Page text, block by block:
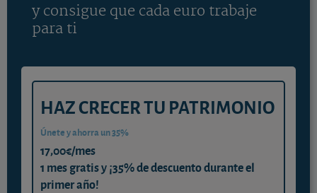
y consigue que cada euro trabaje
para ti
HAZ CRECER TU PATRIMONIO
Únete y ahorra un 35%
17,00€/mes
1 mes gratis y ¡35% de descuento durante el
primer año!